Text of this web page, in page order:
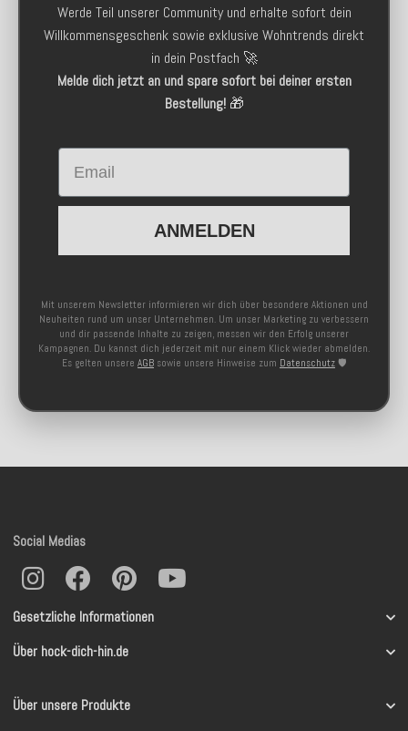
Werde Teil unserer Community und erhalte sofort dein
Willkommensgeschenk sowie exklusive Wohntrends direkt
in dein Postfach 🚀
Melde dich jetzt an und spare sofort bei deiner ersten
Bestellung!🎁
Email
ANMELDEN
Mit unserem Newsletter informieren wir dich über besondere Aktionen und
Neuheiten rund um unser Unternehmen. Um unser Marketing zu verbessern
und dir passende Inhalte zu zeigen, messen wir den Erfolg unserer
Kampagnen. Du kannst dich jederzeit mit nur einem Klick wieder abmelden.
Es gelten unsere AGB sowie unsere Hinweise zum Datenschutz 🛡️
Gesetzliche Informationen
Über hock-dich-hin.de
Über unsere Produkte
Social Medias